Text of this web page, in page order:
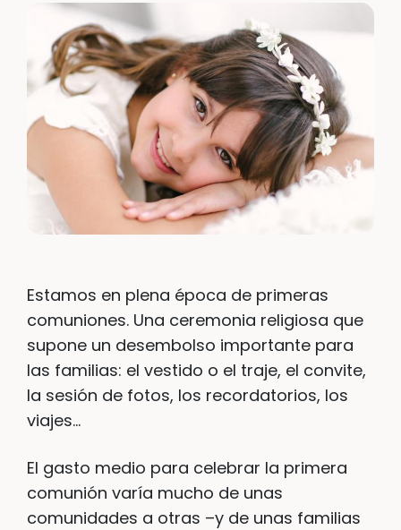
Estamos en plena época de primeras
comuniones. Una ceremonia religiosa que
supone un desembolso importante para
las familias: el vestido o el traje, el convite,
la sesión de fotos, los recordatorios, los
viajes…
El gasto medio para celebrar la primera
comunión varía mucho de unas
comunidades a otras –y de unas familias